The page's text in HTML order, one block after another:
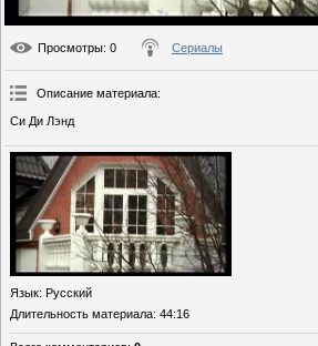
Просмотры: 0 Сериалы
Описание материала:
Си Ди Лэнд
Язык: Русский
Длительность материала: 44:16